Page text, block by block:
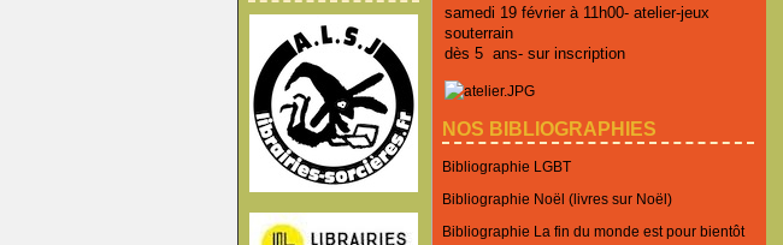
samedi 19 février à 11h00- atelier-jeux
souterrain
dès 5 ans- sur inscription
NOS BIBLIOGRAPHIES
Bibliographie LGBT
Bibliographie Noël (livres sur Noël)
Bibliographie La fin du monde est pour bientôt